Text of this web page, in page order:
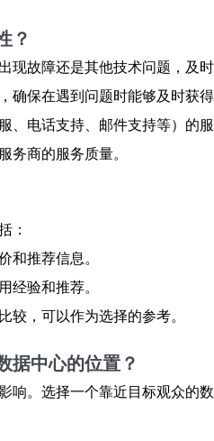
？
故障还是其他技术问题，及
确保在遇到问题时能够及时获得
、电话支持、邮件支持等）的服
务商的服务质量。
：
和推荐信息。
经验和推荐。
较，可以作为选择的参考。
据中心的位置？
响。选择一个靠近目标观众